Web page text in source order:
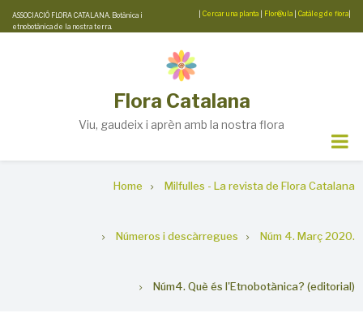
Skip
to
ASSOCIACIÓ FLORA CATALANA. Botànica i
etnobotànica de la nostra terra.
Cercar una planta Flor@ula Catàleg de flora
Flora Catalana
Viu, gaudeix i aprèn amb la nostra flora
Home Milfulles - La revista de Flora Catalana
Números i descàrregues Núm 4. Març 2020.
Núm4. Què és l'Etnobotànica? (editorial)